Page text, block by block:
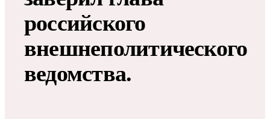
российского
внешнеполитического
ведомства.